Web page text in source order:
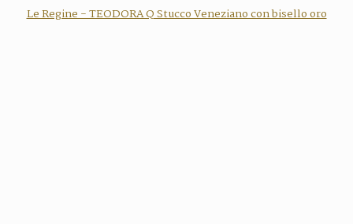
Le Regine - TEODORA Q Stucco Veneziano con bisello oro